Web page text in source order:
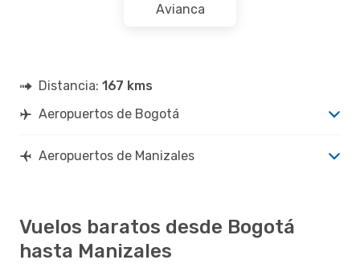
Avianca
Distancia: 167 kms
Aeropuertos de Bogotá
Aeropuertos de Manizales
Vuelos baratos desde Bogotá
hasta Manizales